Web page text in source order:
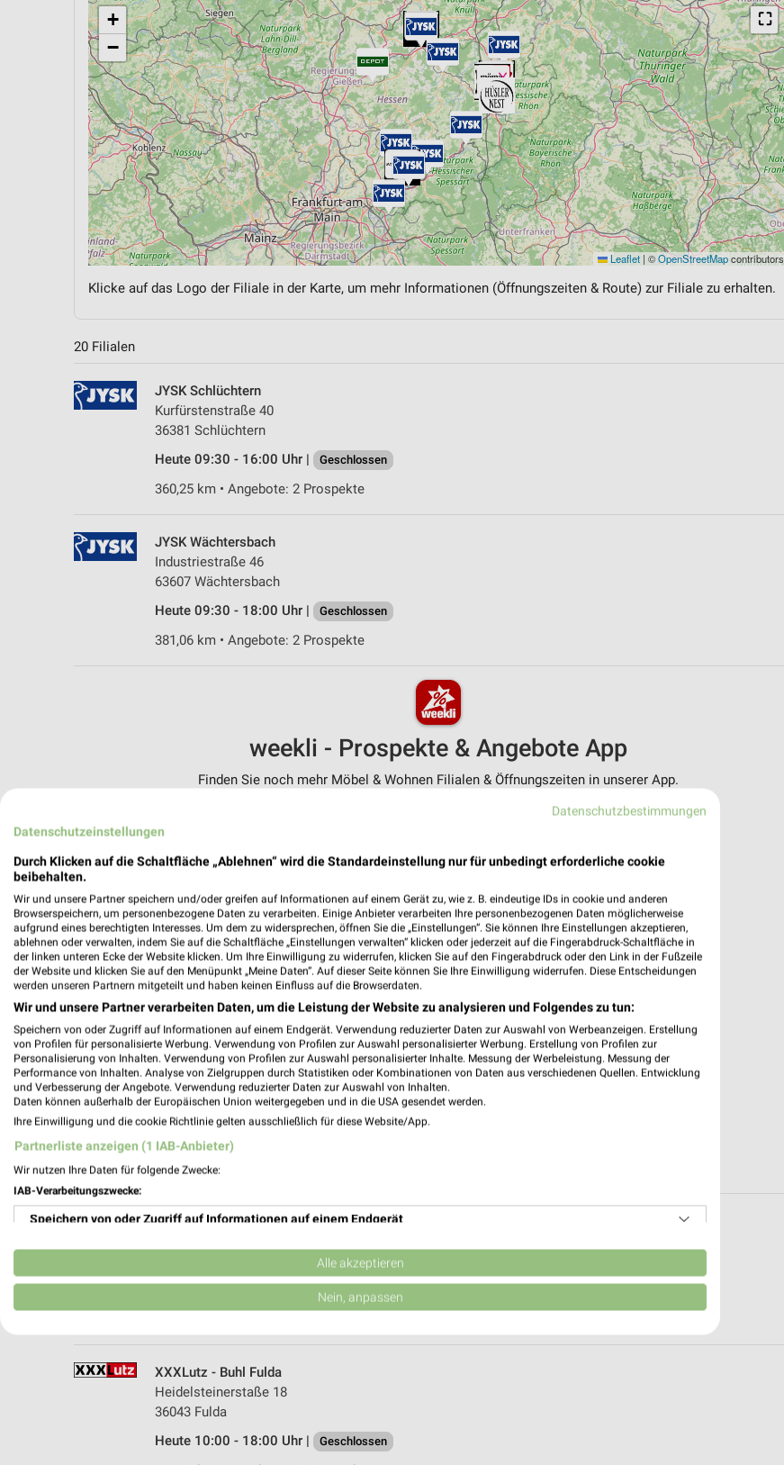
⛶
+
−
Leaflet | ©OpenStreetMapcontributors
Klicke auf das Logo der Filiale in der Karte, um mehr Informationen (Öffnungszeiten & Route) zur Filiale zu erhalten.
20 Filialen
JYSK Schlüchtern
Kurfürstenstraße 40
36381 Schlüchtern
Heute 09:30 - 16:00 Uhr |
Geschlossen
360,25 km • Angebote: 2 Prospekte
JYSK Wächtersbach
Industriestraße 46
63607 Wächtersbach
Heute 09:30 - 18:00 Uhr |
Geschlossen
381,06 km • Angebote: 2 Prospekte
weekli - Prospekte & Angebote App
Finden Sie noch mehr Möbel & Wohnen Filialen & Öffnungszeiten in unserer App.
✔Push-Benachrichtigungen bei neuen Prospekten
Einkaufsliste - Einkauf stressfrei planen
Nutze weekli auch mobil – App jetzt laden oder QR-Code scannen.
Hüsler Nest Center Fulda Eichenzell
Heute 10:00 - 14:00 Uhr | Geschlossen
XXXLutz - Buhl Fulda
Heidelsteinerstaße 18
36043 Fulda
Heute 10:00 - 18:00 Uhr |
Geschlossen
Datenschutzbestimmungen
Datenschutzeinstellungen
Durch Klicken auf die Schaltfläche „Ablehnen“ wird die Standardeinstellung nur für unbedingt erforderliche cookie
beibehalten.
Wir und unsere Partner speichern und/oder greifen auf Informationen auf einem Gerät zu, wie z. B. eindeutige IDs in cookie und anderen
Browserspeichern, um personenbezogene Daten zu verarbeiten. Einige Anbieter verarbeiten Ihre personenbezogenen Daten möglicherweise
aufgrund eines berechtigten Interesses. Um dem zu widersprechen, öffnen Sie die „Einstellungen“. Sie können Ihre Einstellungen akzeptieren,
ablehnen oder verwalten, indem Sie auf die Schaltfläche „Einstellungen verwalten“ klicken oder jederzeit auf die Fingerabdruck-Schaltfläche in
der linken unteren Ecke der Website klicken. Um Ihre Einwilligung zu widerrufen, klicken Sie auf den Fingerabdruck oder den Link in der Fußzeile
der Website und klicken Sie auf den Menüpunkt „Meine Daten“. Auf dieser Seite können Sie Ihre Einwilligung widerrufen. Diese Entscheidungen
werden unseren Partnern mitgeteilt und haben keinen Einfluss auf die Browserdaten.
Wir und unsere Partner verarbeiten Daten, um die Leistung der Website zu analysieren und Folgendes zu tun:
Speichern von oder Zugriff auf Informationen auf einem Endgerät. Verwendung reduzierter Daten zur Auswahl von Werbeanzeigen. Erstellung
von Profilen für personalisierte Werbung. Verwendung von Profilen zur Auswahl personalisierter Werbung. Erstellung von Profilen zur
Personalisierung von Inhalten. Verwendung von Profilen zur Auswahl personalisierter Inhalte. Messung der Werbeleistung. Messung der
Performance von Inhalten. Analyse von Zielgruppen durch Statistiken oder Kombinationen von Daten aus verschiedenen Quellen. Entwicklung
und Verbesserung der Angebote. Verwendung reduzierter Daten zur Auswahl von Inhalten.
Daten können außerhalb der Europäischen Union weitergegeben und in die USA gesendet werden.
Ihre Einwilligung und die cookie Richtlinie gelten ausschließlich für diese Website/App.
Partnerliste anzeigen (1 IAB-Anbieter)
Wir nutzen Ihre Daten für folgende Zwecke:
IAB-Verarbeitungszwecke:
Speichern von oder Zugriff auf Informationen auf einem Endgerät
Verwendung reduzierter Daten zur Auswahl von Werbeanzeigen
Erstellung von Profilen für personalisierte Werbung
Erstellung von Profilen zur Personalisierung von Inhalten
Verwendung von Profilen zur Auswahl personalisierter Inhalte
Messung der Werbeleistung
Alle akzeptieren
Nein, anpassen